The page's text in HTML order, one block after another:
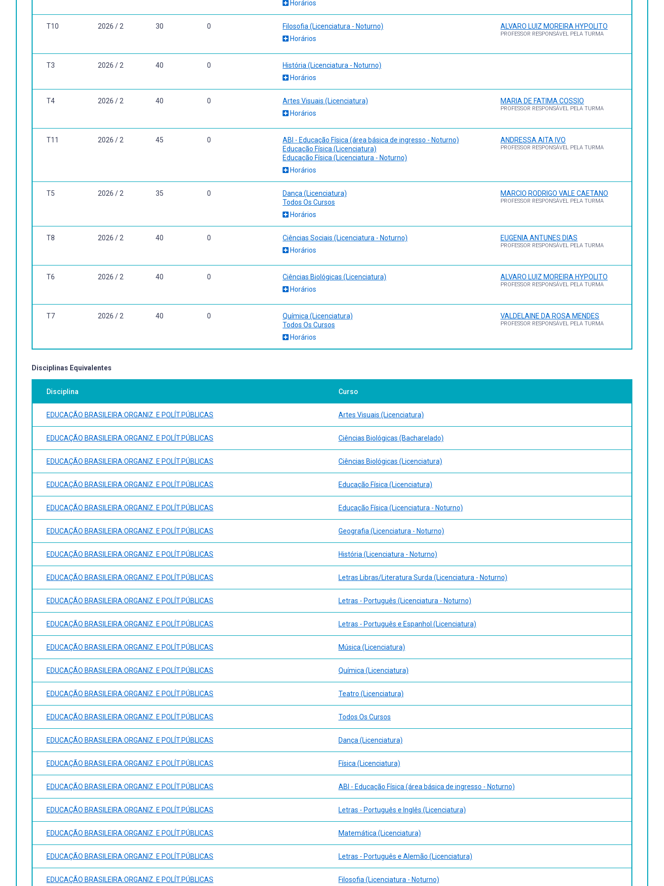
HYPOLITO, ÁLVARO M. Reorganização Gerencialista da Escola e Trabalho Docente. Educação: Teoria e Prática, v. 21, n. 38, p. 59-78, 11. Disponível em CAPES Periódicos.
Horários
T10 2026 / 2 30 0
Filosofia (Licenciatura - Noturno)
Horários
ALVARO LUIZ MOREIRA HYPOLITO
PROFESSOR RESPONSÁVEL PELA TURMA
T3 2026 / 2 40 0
História (Licenciatura - Noturno)
Horários
T4 2026 / 2 40 0
Artes Visuais (Licenciatura)
Horários
MARIA DE FATIMA COSSIO
PROFESSOR RESPONSÁVEL PELA TURMA
T11 2026 / 2 45 0
ABI - Educação Física (área básica de ingresso - Noturno)
Educação Física (Licenciatura)
Educação Física (Licenciatura - Noturno)
Horários
ANDRESSA AITA IVO
PROFESSOR RESPONSÁVEL PELA TURMA
T5 2026 / 2 35 0
Dança (Licenciatura)
Todos Os Cursos
Horários
MARCIO RODRIGO VALE CAETANO
PROFESSOR RESPONSÁVEL PELA TURMA
T8 2026 / 2 40 0
Ciências Sociais (Licenciatura - Noturno)
Horários
EUGENIA ANTUNES DIAS
PROFESSOR RESPONSÁVEL PELA TURMA
T6 2026 / 2 40 0
Ciências Biológicas (Licenciatura)
Horários
ALVARO LUIZ MOREIRA HYPOLITO
PROFESSOR RESPONSÁVEL PELA TURMA
T7 2026 / 2 40 0
Química (Licenciatura)
Todos Os Cursos
Horários
VALDELAINE DA ROSA MENDES
PROFESSOR RESPONSÁVEL PELA TURMA
Disciplinas Equivalentes
Disciplina Curso
EDUCAÇÃO BRASILEIRA:ORGANIZ. E POLÍT.PÚBLICAS Artes Visuais (Licenciatura)
EDUCAÇÃO BRASILEIRA:ORGANIZ. E POLÍT.PÚBLICAS Ciências Biológicas (Bacharelado)
EDUCAÇÃO BRASILEIRA:ORGANIZ. E POLÍT.PÚBLICAS Ciências Biológicas (Licenciatura)
EDUCAÇÃO BRASILEIRA:ORGANIZ. E POLÍT.PÚBLICAS Educação Física (Licenciatura)
EDUCAÇÃO BRASILEIRA:ORGANIZ. E POLÍT.PÚBLICAS Educação Física (Licenciatura - Noturno)
EDUCAÇÃO BRASILEIRA:ORGANIZ. E POLÍT.PÚBLICAS Geografia (Licenciatura - Noturno)
EDUCAÇÃO BRASILEIRA:ORGANIZ. E POLÍT.PÚBLICAS História (Licenciatura - Noturno)
EDUCAÇÃO BRASILEIRA:ORGANIZ. E POLÍT.PÚBLICAS Letras Libras/Literatura Surda (Licenciatura - Noturno)
EDUCAÇÃO BRASILEIRA:ORGANIZ. E POLÍT.PÚBLICAS Letras - Português (Licenciatura - Noturno)
EDUCAÇÃO BRASILEIRA:ORGANIZ. E POLÍT.PÚBLICAS Letras - Português e Espanhol (Licenciatura)
EDUCAÇÃO BRASILEIRA:ORGANIZ. E POLÍT.PÚBLICAS Música (Licenciatura)
EDUCAÇÃO BRASILEIRA:ORGANIZ. E POLÍT.PÚBLICAS Química (Licenciatura)
EDUCAÇÃO BRASILEIRA:ORGANIZ. E POLÍT.PÚBLICAS Teatro (Licenciatura)
EDUCAÇÃO BRASILEIRA:ORGANIZ. E POLÍT.PÚBLICAS Todos Os Cursos
EDUCAÇÃO BRASILEIRA:ORGANIZ. E POLÍT.PÚBLICAS Dança (Licenciatura)
EDUCAÇÃO BRASILEIRA:ORGANIZ. E POLÍT.PÚBLICAS Física (Licenciatura)
EDUCAÇÃO BRASILEIRA:ORGANIZ. E POLÍT.PÚBLICAS ABI - Educação Física (área básica de ingresso - Noturno)
EDUCAÇÃO BRASILEIRA:ORGANIZ. E POLÍT.PÚBLICAS Letras - Português e Inglês (Licenciatura)
EDUCAÇÃO BRASILEIRA:ORGANIZ. E POLÍT.PÚBLICAS Matemática (Licenciatura)
EDUCAÇÃO BRASILEIRA:ORGANIZ. E POLÍT.PÚBLICAS Letras - Português e Alemão (Licenciatura)
EDUCAÇÃO BRASILEIRA:ORGANIZ. E POLÍT.PÚBLICAS Filosofia (Licenciatura - Noturno)